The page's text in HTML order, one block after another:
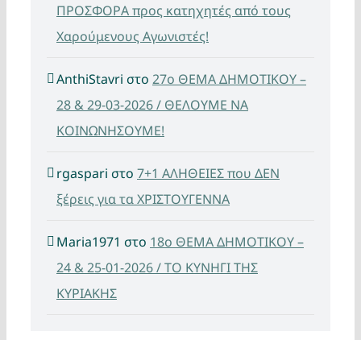
ΠΡΟΣΦΟΡΑ προς κατηχητές από τους
Χαρούμενους Αγωνιστές!
AnthiStavri στο 27ο ΘΕΜΑ ΔΗΜΟΤΙΚΟΥ –
28 & 29-03-2026 / ΘΕΛΟΥΜΕ ΝΑ
ΚΟΙΝΩΝΗΣΟΥΜΕ!
rgaspari στο 7+1 ΑΛΗΘΕΙΕΣ που ΔΕΝ
ξέρεις για τα ΧΡΙΣΤΟΥΓΕΝΝΑ
Maria1971 στο 18ο ΘΕΜΑ ΔΗΜΟΤΙΚΟΥ –
24 & 25-01-2026 / ΤΟ ΚΥΝΗΓΙ ΤΗΣ
ΚΥΡΙΑΚΗΣ